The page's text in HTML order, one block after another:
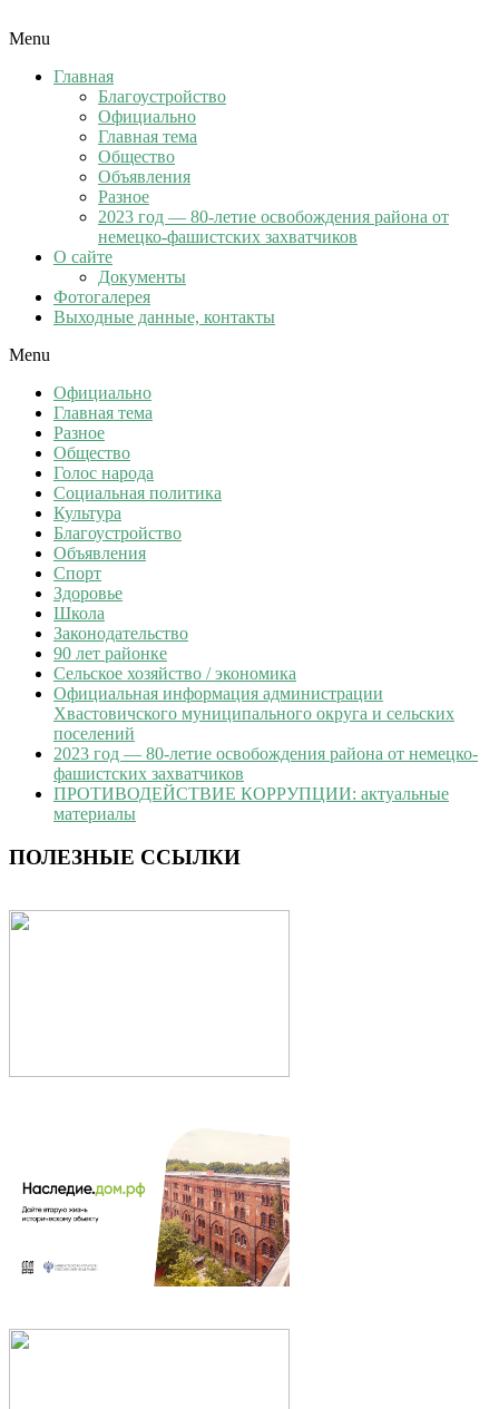
Menu
Главная
Благоустройство
Официально
Главная тема
Общество
Объявления
Разное
2023 год — 80-летие освобождения района от
немецко-фашистских захватчиков
О сайте
Документы
Фотогалерея
Выходные данные, контакты
Menu
Официально
Главная тема
Разное
Общество
Голос народа
Социальная политика
Культура
Благоустройство
Объявления
Спорт
Здоровье
Школа
Законодательство
90 лет районке
Сельское хозяйство / экономика
Официальная информация администрации
Хвастовичского муниципального округа и сельских
поселений
2023 год — 80-летие освобождения района от немецко-
фашистских захватчиков
ПРОТИВОДЕЙСТВИЕ КОРРУПЦИИ: актуальные
материалы
ПОЛЕЗНЫЕ ССЫЛКИ